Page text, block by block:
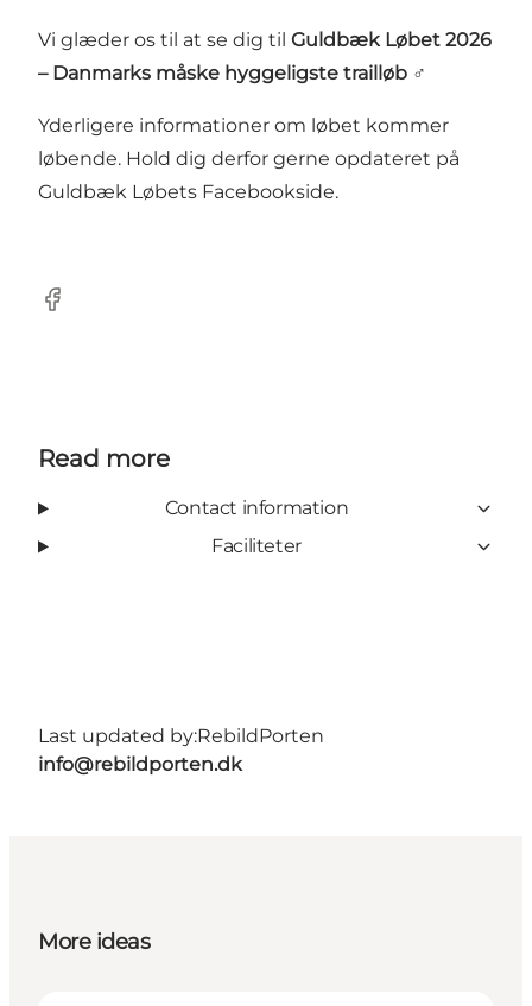
Vi glæder os til at se dig til Guldbæk Løbet 2026
– Danmarks måske hyggeligste trailløb ‍♂️
Yderligere informationer om løbet kommer
løbende. Hold dig derfor gerne opdateret på
Guldbæk Løbets Facebookside.
Facebook
Read more
Contact information
Faciliteter
Last updated by:RebildPorten
info@rebildporten.dk
More ideas